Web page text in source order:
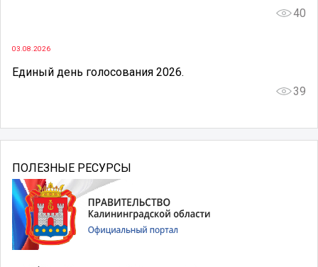
40
03.08.2026
Единый день голосования 2026.
39
ПОЛЕЗНЫЕ РЕСУРСЫ